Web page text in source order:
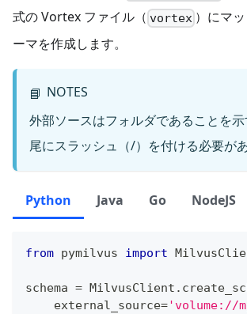
式の Vortex ファイル（ vortex ）にマ
ーマを作成します。
📘 NOTES
外部ソースはフォルダであることを
尾にスラッシュ（/）を付ける必要があ
Python Java Go NodeJS
from pymilvus import
schema = MilvusClient .
    external_source
='volume://